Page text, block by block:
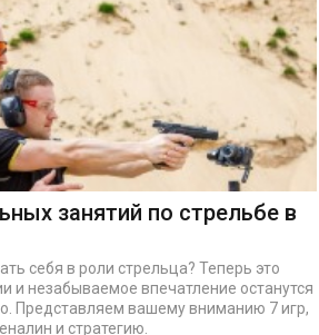
занятий по стрельбе в
себя в роли стрельца? Теперь это
и незабываемое впечатление останутся
Представляем вашему вниманию 7 игр,
и стратегию.